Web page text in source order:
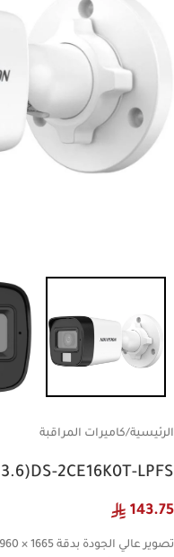
الرئيسية/كاميرات المراقبة
DS-2CE16K0T-LPFS(3.6 مم)(O-STD)
143.75
تصوير عالي الجودة بدقة 3K، 2960 × 1665